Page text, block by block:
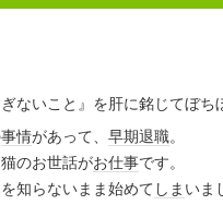
ないこと』を肝に銘じてぼち
事情があって、 早期退職。
のお世話がお仕事です。
知らないまま始めて しま いま